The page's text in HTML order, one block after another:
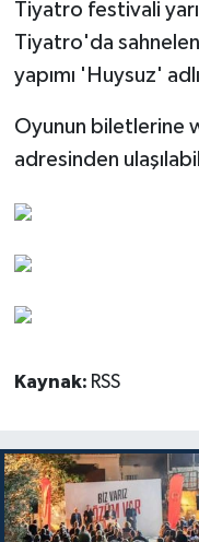
Tiyatro festivali
Tiyatro'da
yapımı 'Huysuz'
Oyunun biletlerine
adresinden
Kaynak: RSS